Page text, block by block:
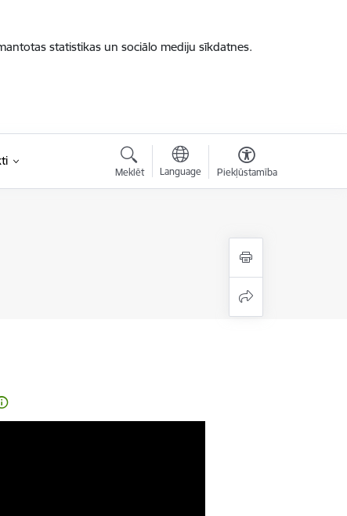
statistikas un sociālo mediju sīkdatnes.
Meklēt Language Piekļūstamība